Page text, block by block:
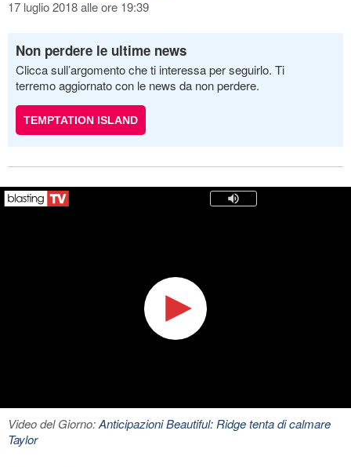
17 luglio 2018 alle ore 19:39
Non perdere le ultime news
Clicca sull’argomento che ti interessa per seguirlo. Ti
terremo aggiornato con le news da non perdere.
TEMPTATION ISLAND
Video del Giorno:Anticipazioni Beautiful: Ridge tenta di calmare
Taylor